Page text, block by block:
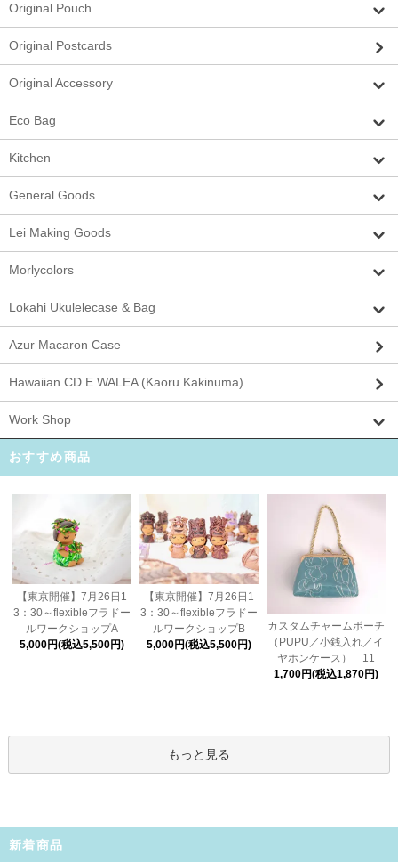
Original Pouch
Original Postcards
Original Accessory
Eco Bag
Kitchen
General Goods
Lei Making Goods
Morlycolors
Lokahi Ukulelecase & Bag
Azur Macaron Case
Hawaiian CD E WALEA (Kaoru Kakinuma)
Work Shop
おすすめ商品
【東京開催】7月26日1
3：30～flexibleフラドー
ルワークショップA
5,000円(税込5,500円)
【東京開催】7月26日1
3：30～flexibleフラドー
ルワークショップB
5,000円(税込5,500円)
カスタムチャームポーチ
（PUPU／小銭入れ／イ
ヤホンケース） 11
1,700円(税込1,870円)
もっと見る
新着商品